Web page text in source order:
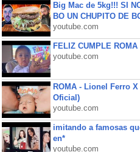
Big Mac de 5kg!!! SI
BO UN CHUPITO DE
youtube.com
FELIZ CUMPLE
youtube.com
ROMA - Lionel Ferro
Oficial)
youtube.com
imitando a famosas
en*
youtube.com